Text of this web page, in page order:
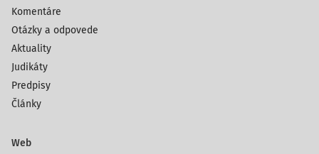
Komentáre
Otázky a odpovede
Aktuality
Judikáty
Predpisy
Články
Web